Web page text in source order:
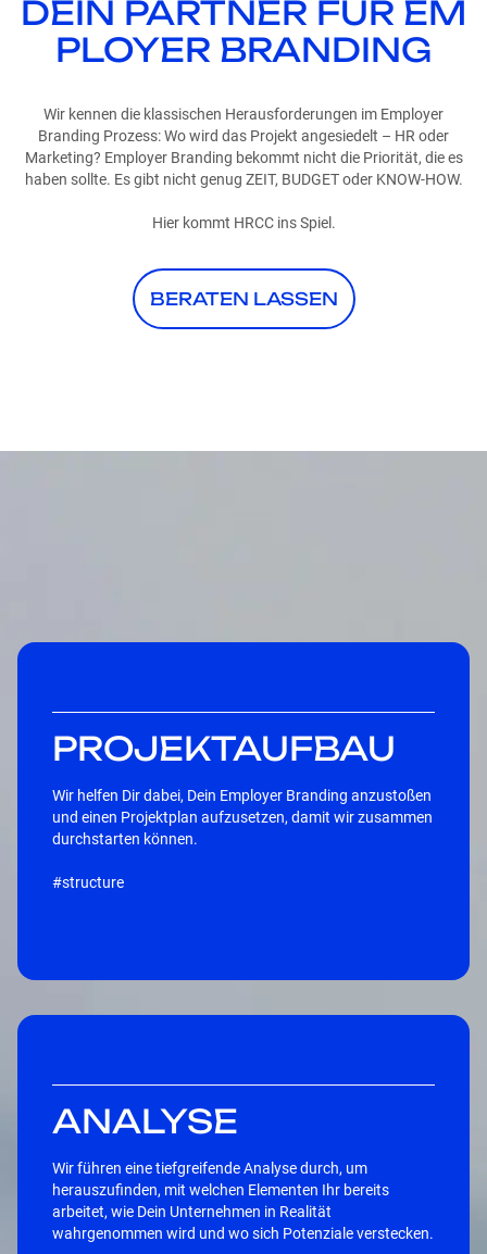
DEIN PARTNER FÜR EM
PLOYER BRANDING
Wir kennen die klassischen Herausforderungen im Employer
Branding Prozess: Wo wird das Projekt angesiedelt – HR oder
Marketing? Employer Branding bekommt nicht die Priorität, die es
haben sollte. Es gibt nicht genug ZEIT, BUDGET oder KNOW-HOW.
Hier kommt HRCC ins Spiel.
BERATEN LASSEN
PROJEKTAUFBAU
Wir helfen Dir dabei, Dein Employer Branding anzustoßen
und einen Projektplan aufzusetzen, damit wir zusammen
durchstarten können.
#structure
ANALYSE
Wir führen eine tiefgreifende Analyse durch, um
herauszufinden, mit welchen Elementen Ihr bereits
arbeitet, wie Dein Unternehmen in Realität
wahrgenommen wird und wo sich Potenziale verstecken.